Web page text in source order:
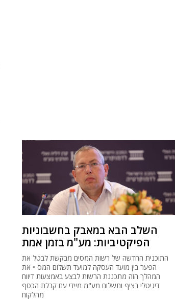
השלב הבא במאבק בחשבוניות
הפיקטיביות: מע"מ בזמן אמת
התוכנית החדשה של רשות המסים מבקשת לבטל את
הפער בין מועד העסקה למועד תשלום המס • את
המהלך הזה מתכננת הרשות לבצע באמצעות דיווח
דיגיטלי רציף ותשלום מע"מ מיידי עם קבלת הכסף
מהלקוח